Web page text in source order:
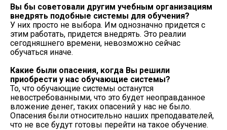
Вы бы советовали другим учебным организациям
внедрять подобные системы для обучения?
У них просто не выбора. Им однозначно придется с
этим работать, придется внедрять. Это реалии
сегодняшнего времени, невозможно сейчас
обучаться иначе.
Какие были опасения, когда Вы решили
приобрести у нас обучающие системы?
То, что обучающие системы останутся
невостребованными, что это будет неоправданное
вложение денег, таких опасений у нас не было.
Опасения были относительно наших преподавателей,
что не все будут готовы перейти на такое обучение.